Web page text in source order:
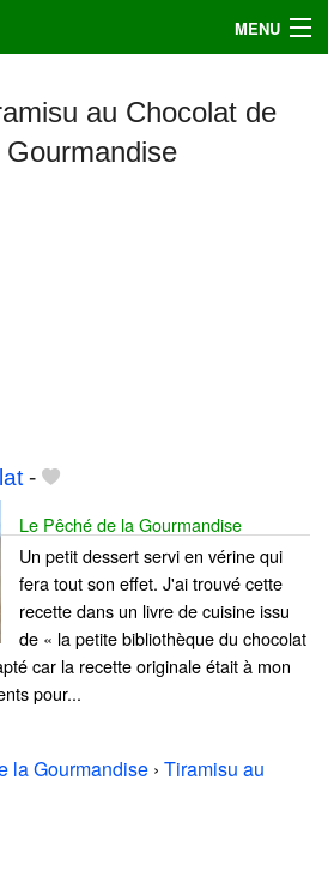
MENU
au Chocolat de
-
Le Pêché de la Gourmandise
Un petit dessert servi en vérine qui
fera tout son effet. J'ai trouvé cette
recette dans un livre de cuisine issu
de « la petite bibliothèque du chocolat
car la recette originale était à mon
pour...
la Gourmandise › Tiramisu au